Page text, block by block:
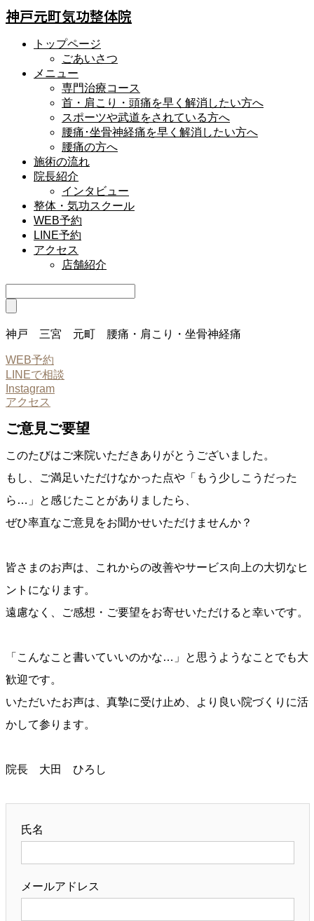
神戸元町気功整体院
トップページ
ごあいさつ
メニュー
専門治療コース
首・肩こり・頭痛を早く解消したい方へ
スポーツや武道をされている方へ
腰痛･坐骨神経痛を早く解消したい方へ
腰痛の方へ
施術の流れ
院長紹介
インタビュー
整体・気功スクール
WEB予約
LINE予約
アクセス
店舗紹介
神戸 三宮 元町 腰痛・肩こり・坐骨神経痛
WEB予約
LINEで相談
Instagram
アクセス
ご意見ご要望
このたびはご来院いただきありがとうございました。
もし、ご満足いただけなかった点や「もう少しこうだった
ら…」と感じたことがありましたら、
ぜひ率直なご意見をお聞かせいただけませんか？
皆さまのお声は、これからの改善やサービス向上の大切なヒ
ントになります。
遠慮なく、ご感想・ご要望をお寄せいただけると幸いです。
「こんなこと書いていいのかな…」と思うようなことでも大
歓迎です。
いただいたお声は、真摯に受け止め、より良い院づくりに活
かして参ります。
院長 大田 ひろし
氏名
メールアドレス